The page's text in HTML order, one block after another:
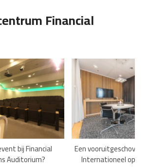
Financial
bij Financial
Auditorium?
Een vooruitgeschoven
Internationeel